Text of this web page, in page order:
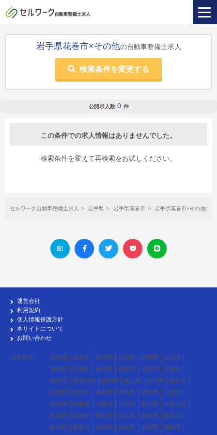
岩手県花巻市×その他の自動車整備士求人
検索条件を変更する
公開求人数 0 件
この条件での求人情報はありませんでした。
検索条件を変えて再検索をお試しください。
セルワーク自動車整備士求人 岩手県 岩手県花巻市 岩手県花巻市×その他の
運営会社
利用規約
個人情報保護方針
本サイトについて
お問い合わせ
各勤務地 北海道 青森県 岩手県 宮城県 秋田県
山形県
福島県
茨城県 栃木県 群馬県 埼玉県
千葉県
東京都
神奈川県 新潟県 富山県 石川県
福井県
山梨県
長野県 岐阜県 静岡県 愛知県
三重県
滋賀県
京都府 大阪府 兵庫県 奈良県
和歌山県
鳥取県
島根県 岡山県 広島県 山口県
徳島県
香川県
愛媛県 高知県 福岡県 佐賀県 長崎県